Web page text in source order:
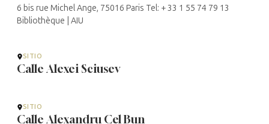
6 bis rue Michel Ange, 75016 Paris Tel: + 33 1 55 74 79 13
Bibliothèque | AIU
SITIO
Calle Alexei Sciusev
SITIO
Calle Alexandru Cel Bun